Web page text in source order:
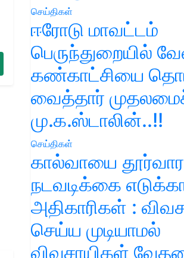
செய்திகள்
ஈரோடு மாவட்டம்
பெருந்துறையில்
கண்காட்சியை
வைத்தார்
மு.க.ஸ்டாலின்..!!
செய்திகள்
கால்வாயை தூர்வார
நடவடிக்கை
அதிகாரிகள் :
செய்ய முடியாமல்
விவசாயிகள்